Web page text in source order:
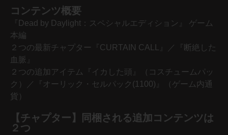
コンテンツ概要
『Dead by Daylight：スペシャルエディション』 ゲーム
本編
２つの最新チャプター『CURTAIN CALL』／『断絶した
血脈』
２つの追加アイテム『イカした頭』（コスチュームパッ
ク）／『オーリック・セルパック(1100)』（ゲーム内通
貨）
【チャプター】同梱される追加コンテンツは
２つ